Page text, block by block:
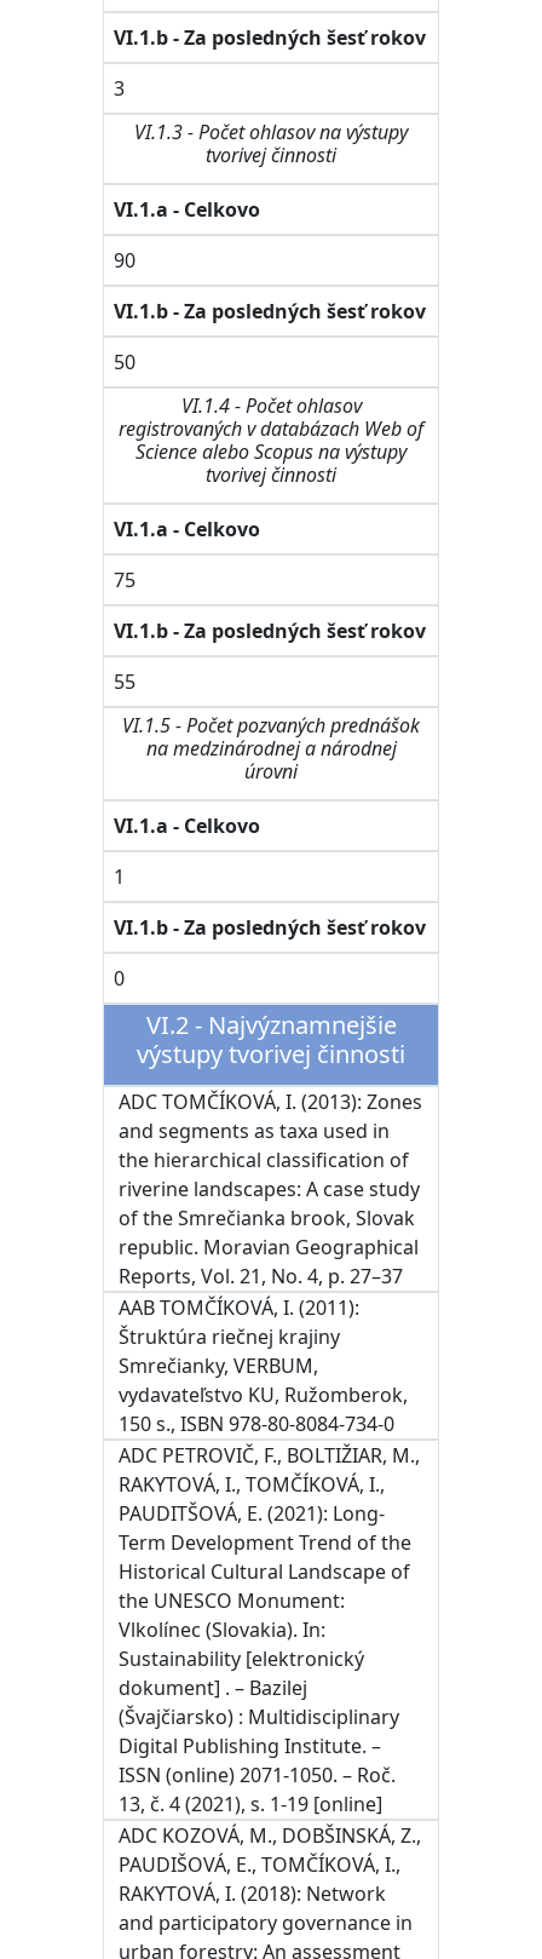
VI.1.b - Za posledných šesť rokov
3
VI.1.3 - Počet ohlasov na výstupy
tvorivej činnosti
VI.1.a - Celkovo
90
VI.1.b - Za posledných šesť rokov
50
VI.1.4 - Počet ohlasov
registrovaných v databázach Web of
Science alebo Scopus na výstupy
tvorivej činnosti
VI.1.a - Celkovo
75
VI.1.b - Za posledných šesť rokov
55
VI.1.5 - Počet pozvaných prednášok
na medzinárodnej a národnej
úrovni
VI.1.a - Celkovo
1
VI.1.b - Za posledných šesť rokov
0
VI.2 - Najvýznamnejšie
výstupy tvorivej činnosti
ADC TOMČÍKOVÁ, I. (2013): Zones
and segments as taxa used in
the hierarchical classification of
riverine landscapes: A case study
of the Smrečianka brook, Slovak
republic. Moravian Geographical
Reports, Vol. 21, No. 4, p. 27–37
AAB TOMČÍKOVÁ, I. (2011):
Štruktúra riečnej krajiny
Smrečianky, VERBUM,
vydavateľstvo KU, Ružomberok,
150 s., ISBN 978-80-8084-734-0
ADC PETROVIČ, F., BOLTIŽIAR, M.,
RAKYTOVÁ, I., TOMČÍKOVÁ, I.,
PAUDITŠOVÁ, E. (2021): Long-
Term Development Trend of the
Historical Cultural Landscape of
the UNESCO Monument:
Vlkolínec (Slovakia). In:
Sustainability [elektronický
dokument] . – Bazilej
(Švajčiarsko) : Multidisciplinary
Digital Publishing Institute. –
ISSN (online) 2071-1050. – Roč.
13, č. 4 (2021), s. 1-19 [online]
ADC KOZOVÁ, M., DOBŠINSKÁ, Z.,
PAUDIŠOVÁ, E., TOMČÍKOVÁ, I.,
RAKYTOVÁ, I. (2018): Network
and participatory governance in
urban forestry: An assessment